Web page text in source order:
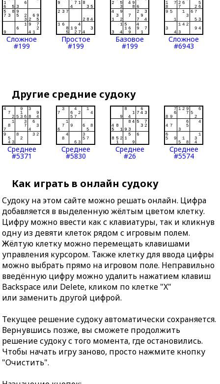
Сложное
#199
Простое
#199
Базовое
#199
Сложное
#6943
Другие средние судоку
Среднее
#5371
Среднее
#5830
Среднее
#26
Среднее
#5574
Как играть в онлайн судоку
Судоку на этом сайте можно решать онлайн. Цифра
добавляется в выделенную жёлтым цветом клетку.
Цифру можно ввести как с клавиатуры, так и кликнув
одну из девяти клеток рядом с игровым полем.
Жёлтую клетку можно перемещать клавишами
управления курсором. Также клетку для ввода цифры
можно выбрать прямо на игровом поле. Неправильно
введённую цифру можно удалить нажатием клавиш
Backspace или Delete, кликом по клетке "X"
или заменить другой цифрой.
Текущее решение судоку автоматически сохраняется.
Вернувшись позже, вы сможете продолжить
решение судоку с того момента, где остановились.
Чтобы начать игру заново, просто нажмите кнопку
"Очистить".